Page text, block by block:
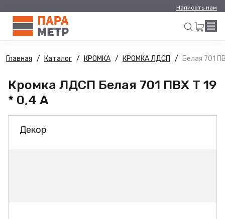
Написать нам
Искать
Главная Каталог КРОМКА КРОМКА ЛДСП Белая 701
Кромка ЛДСП Белая 701 ПВХ Т 19
* 0,4 А
Декор